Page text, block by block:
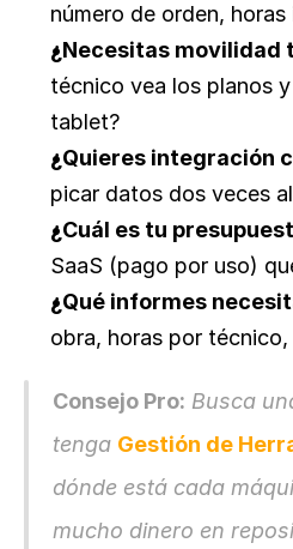
número de orden,
¿Necesitas movilidad
técnico vea los planos
tablet?
¿Quieres integración
picar datos dos veces
¿Cuál es tu
SaaS (pago por uso)
¿Qué informes
obra, horas por técnico,
Consejo Pro: Busca
tenga Gestión de
dónde está cada
mucho dinero en